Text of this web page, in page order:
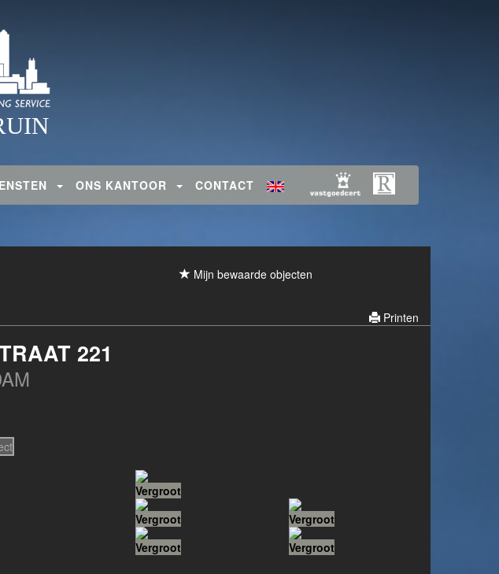
ONS KANTOOR CONTACT
Mijn bewaarde objecten
Printen
221
Vergroot
Vergroot
Vergroot
Vergroot
Vergroot